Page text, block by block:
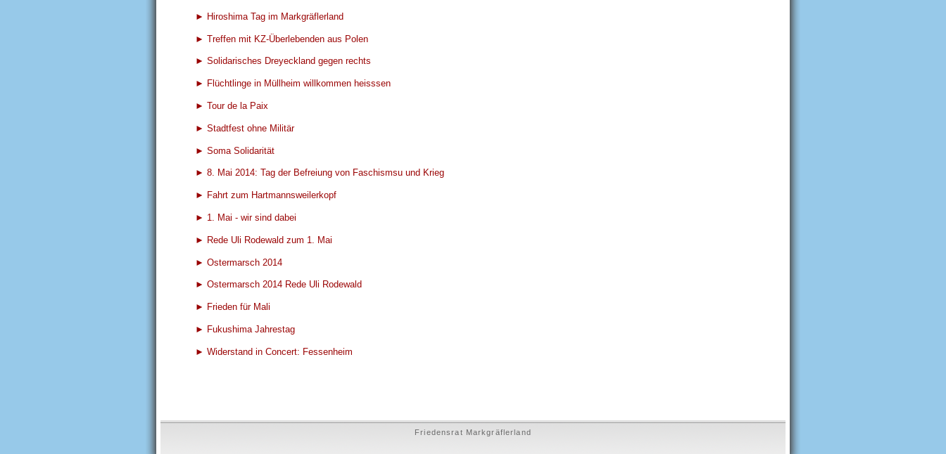
► Hiroshima Tag im Markgräflerland
► Treffen mit KZ-Überlebenden aus Polen
► Solidarisches Dreyeckland gegen rechts
► Flüchtlinge in Müllheim willkommen heisssen
► Tour de la Paix
► Stadtfest ohne Militär
► Soma Solidarität
► 8. Mai 2014: Tag der Befreiung von Faschismsu und Krieg
► Fahrt zum Hartmannsweilerkopf
► 1. Mai - wir sind dabei
► Rede Uli Rodewald zum 1. Mai
► Ostermarsch 2014
► Ostermarsch 2014 Rede Uli Rodewald
► Frieden für Mali
► Fukushima Jahrestag
► Widerstand in Concert: Fessenheim
Friedensrat Markgräflerland